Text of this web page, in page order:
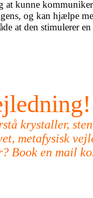
kunne
og kan hjælpe
at den
krystaller,
metafysisk
Book en mail